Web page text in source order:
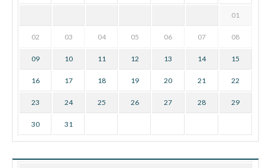
01
02 03 04 05 06 07 08
09 10 11 12 13 14 15
16 17 18 19 20 21 22
23 24 25 26 27 28 29
30 31